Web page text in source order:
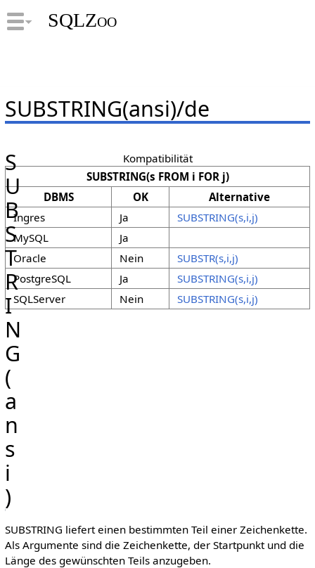
SQLZoo
SUBSTRING(ansi)/de
Kompatibilität
SUBSTRING(s FROM i FOR j)
DBMS
OK
Alternative
Ingres
Ja
SUBSTRING(s,i,j)
MySQL
Ja
Oracle
Nein
SUBSTR(s,i,j)
PostgreSQL
Ja
SUBSTRING(s,i,j)
SQLServer
Nein SUBSTRING(s,i,j)
S
U
B
S
T
R
I
N
G
(
a
n
s
i
)
SUBSTRING liefert einen bestimmten Teil einer Zeichenkette.
Als Argumente sind die Zeichenkette, der Startpunkt und die
Länge des gewünschten Teils anzugeben.